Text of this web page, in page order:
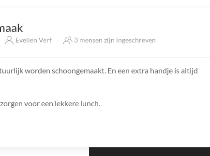
Evelien Verf 3 mensen zijn ingeschreven
worden schoongemaakt. En een extra handje is altijd
voor een lekkere lunch.